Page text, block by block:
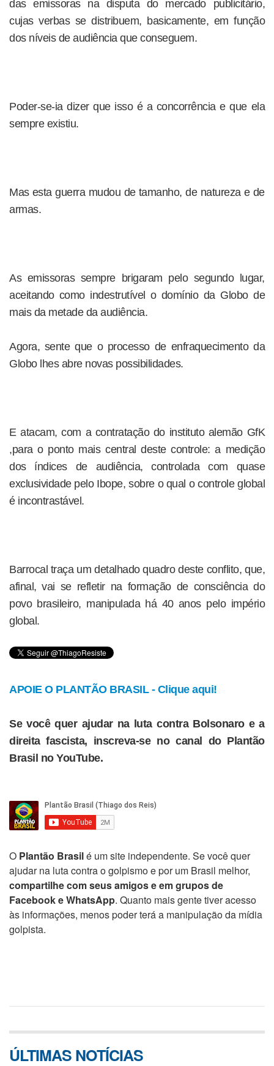
das emissoras na disputa do mercado publicitário,
cujas verbas se distribuem, basicamente, em função
dos níveis de audiência que conseguem.
Poder-se-ia dizer que isso é a concorrência e que ela
sempre existiu.
Mas esta guerra mudou de tamanho, de natureza e de
armas.
As emissoras sempre brigaram pelo segundo lugar,
aceitando como indestrutível o domínio da Globo de
mais da metade da audiência.
Agora, sente que o processo de enfraquecimento da
Globo lhes abre novas possibilidades.
E atacam, com a contratação do instituto alemão GfK
,para o ponto mais central deste controle: a medição
dos índices de audiência, controlada com quase
exclusividade pelo Ibope, sobre o qual o controle global
é incontrastável.
Barrocal traça um detalhado quadro deste conflito, que,
afinal, vai se refletir na formação de consciência do
povo brasileiro, manipulada há 40 anos pelo império
global.
APOIE O PLANTÃO BRASIL - Clique aqui!
Se você quer ajudar na luta contra Bolsonaro e a
direita fascista, inscreva-se no canal do Plantão
Brasil no YouTube.
O Plantão Brasilé um site independente. Se você quer
ajudar na luta contra o golpismo e por um Brasil melhor,
compartilhe com seus amigos e em grupos de
Facebook e WhatsApp. Quanto mais gente tiver acesso
às informações, menos poder terá a manipulação da mídia
golpista.
ÚLTIMAS NOTÍCIAS